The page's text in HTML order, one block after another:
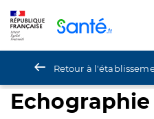
Retour à
Echographie